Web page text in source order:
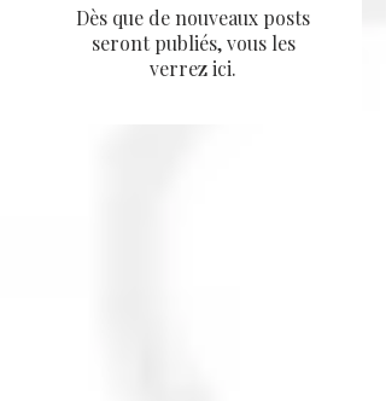
Dès que de nouveaux posts
seront publiés, vous les
verrez ici.